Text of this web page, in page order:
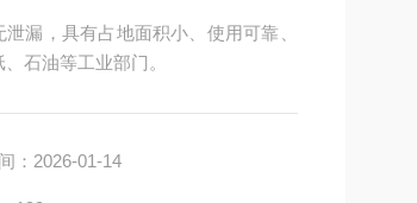
漏，具有占地面积小、使用可靠、
石油等工业部门。
：2026-01-14